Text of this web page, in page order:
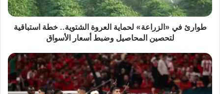
استباقية
لتحصين
المحاصيل
الأسواق
طوارئ في «الزراعة» لحماية العروة الشتوية.. خطة استباقية
لتحصين المحاصيل وضبط أسعار الأسواق
دراما
في
الرباط..
المغرب